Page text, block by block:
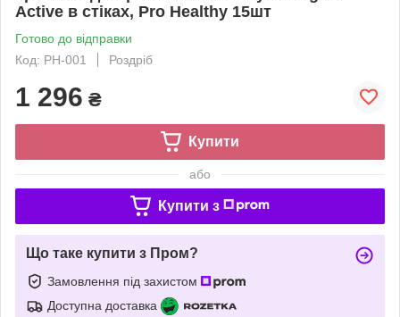
Active в стіках, Pro Healthy 15шт
Готово до відправки
Код: PH-001
Роздріб
1 296 ₴
Купити
або
Купити з
Що таке купити з Пром?
Замовлення під захистом
Доступна доставка